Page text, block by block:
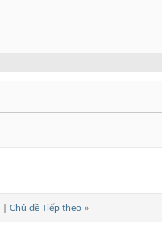
Chủ đề Tiếp theo »